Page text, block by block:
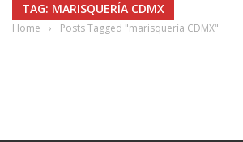
TAG: MARISQUERÍA CDMX
Home › Posts Tagged "marisquería CDMX"